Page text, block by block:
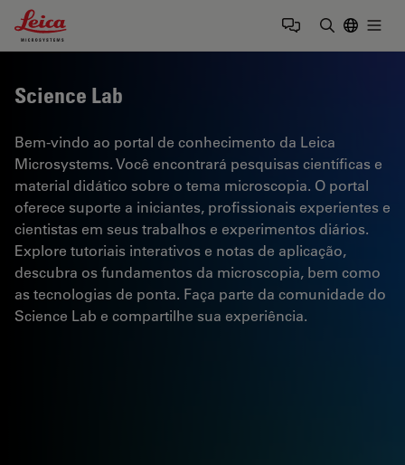
Leica Microsystems Logo
Science Lab
Bem-vindo ao portal de conhecimento da Leica
Microsystems. Você encontrará pesquisas científicas e
material didático sobre o tema microscopia. O portal
oferece suporte a iniciantes, profissionais experientes e
cientistas em seus trabalhos e experimentos diários.
Explore tutoriais interativos e notas de aplicação,
descubra os fundamentos da microscopia, bem como
as tecnologias de ponta. Faça parte da comunidade do
Science Lab e compartilhe sua experiência.